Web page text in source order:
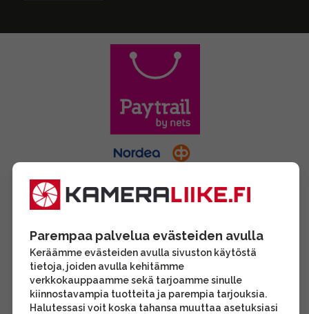
Parempaa palvelua evästeiden avulla
Keräämme evästeiden avulla sivuston käytöstä
tietoja, joiden avulla kehitämme
verkkokauppaamme sekä tarjoamme sinulle
kiinnostavampia tuotteita ja parempia tarjouksia.
Halutessasi voit koska tahansa muuttaa asetuksiasi